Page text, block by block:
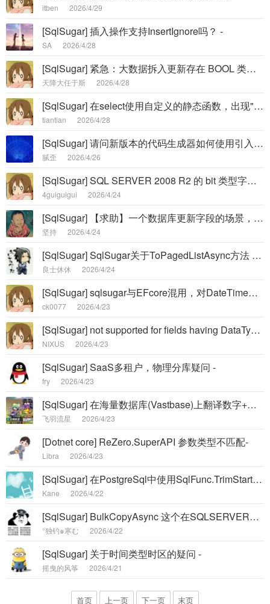
itben 2026/4/29
[SqlSugar] 插入操作支持InsertIgnore吗？ -
SA 2026/4/28
[SqlSugar] 紧急：大数据拆入更新存在 BOOL 类型 设置数据，实际更新和拆柜没有处理我的数据， -
天降大任于斯 2026/4/28
[SqlSugar] 在select使用自定义的静态函数，出现"no support Check if the "...错误 -
tiantian 2026/4/28
[SqlSugar] 请问新版本的代码生成器如何使用引入NameSpace？ -
腻歪 2026/4/26
[SqlSugar] SQL SERVER 2008 R2 的 bit 类型字段使用ODBC进行更新数据出错 -
4guiguigui 2026/4/24
[SqlSugar] 【求助】一个数据库更新字段的场景，怎么保证事务一致性 -
坚持 2026/4/24
[SqlSugar] SqlSugar关于ToPagedListAsync方法 用时值对象的数组字段返回值为null的问题 -
良士休休 2026/4/24
[SqlSugar] sqlsugar与EFcore混用，对DateTime的处理出现了问题 -
ck0077 2026/4/23
[SqlSugar] not supported for fields having DataTypeName 'public.geometr -
NIXUS 2026/4/23
[SqlSugar] SaaS多租户，物理分库疑问 -
fry 2026/4/23
[SqlSugar] 在海量数据库(Vastbase)上翻译数字+字符串拼接语法存在兼容性问题 -
飞羽流星 2026/4/23
[Dotnet core] ReZero.SuperAPI 参数类型不匹配-
Libra 2026/4/23
[SqlSugar] 在PostgreSql中使用SqlFunc.TrimStart发现的两个问题 -
Kane 2026/4/22
[SqlSugar] BulkCopyAsync 这个在SQLSERVER中会自动提交吗？ -
°独钓๑寒む 2026/4/22
[SqlSugar] 关于时间类型时区的疑问 -
摇曳的风筝 2026/4/21
首页 上一页 下一页 末页